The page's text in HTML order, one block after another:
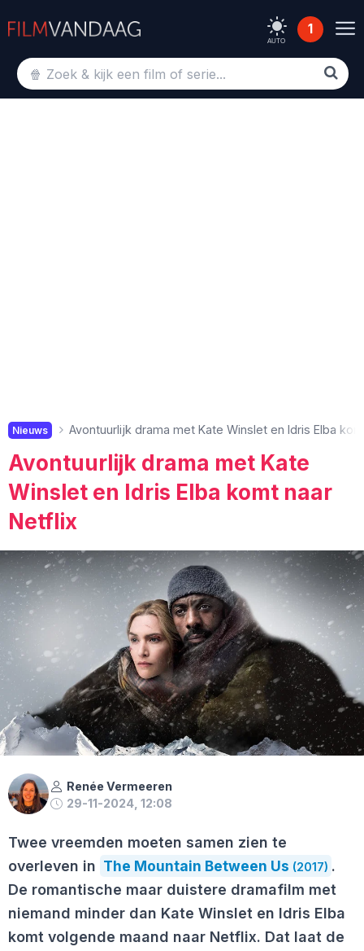
AUTO
1
Nieuws Avontuurlijk drama met Kate Winslet en Idris Elba
Avontuurlijk drama met Kate
Winslet en Idris Elba komt naar
Netflix
Renée Vermeeren
29-11-2024, 12:08
Twee vreemden moeten samen zien te
overleven in The Mountain Between Us (2017) .
De romantische maar duistere dramafilm met
niemand minder dan Kate Winslet en Idris Elba
komt volgende maand naar Netflix. Dat laat de